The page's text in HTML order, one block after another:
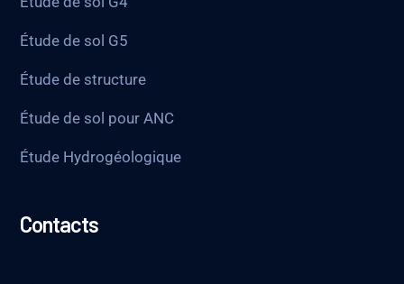
Étude de sol G5
Étude de structure
Étude de sol pour ANC
Étude Hydrogéologique
Contacts